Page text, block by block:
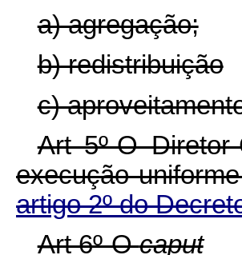
a) agregação;
b) redistribuição
c)
Art 5º-O
execução
artigo 2º do
Art 6º-Ocaput